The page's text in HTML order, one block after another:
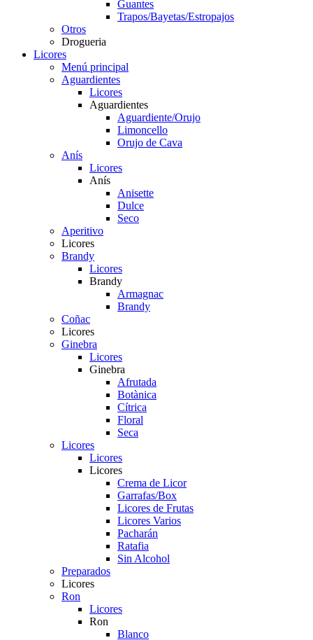
Guantes
Trapos/Bayetas/Estropajos
Otros
Drogueria
Licores
Menú principal
Aguardientes
Licores
Aguardientes
Aguardiente/Orujo
Limoncello
Orujo de Cava
Anís
Licores
Anís
Anisette
Dulce
Seco
Aperitivo
Licores
Brandy
Licores
Brandy
Armagnac
Brandy
Coñac
Licores
Ginebra
Licores
Ginebra
Afrutada
Botànica
Cítrica
Floral
Seca
Licores
Licores
Licores
Crema de Licor
Garrafas/Box
Licores de Frutas
Licores Varios
Pacharán
Ratafia
Sin Alcohol
Preparados
Licores
Ron
Licores
Ron
Blanco